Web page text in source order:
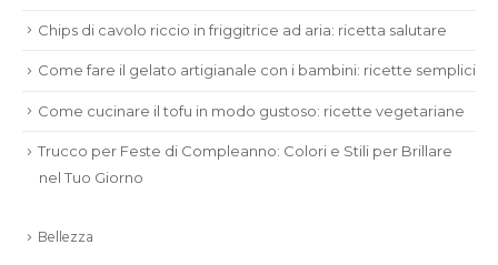
Chips di cavolo riccio in friggitrice ad aria: ricetta salutare
Come fare il gelato artigianale con i bambini: ricette semplici
Come cucinare il tofu in modo gustoso: ricette vegetariane
Trucco per Feste di Compleanno: Colori e Stili per Brillare
nel Tuo Giorno
Bellezza